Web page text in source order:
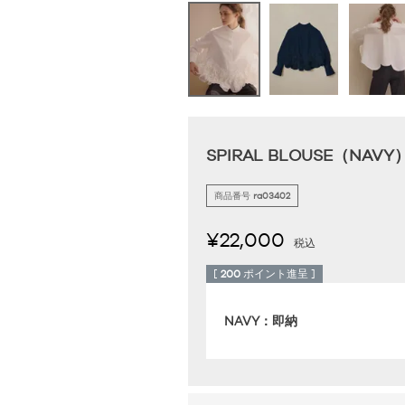
SPIRAL BLOUSE（NAVY
商品番号 ra03402
¥22,000 税込
[ 200 ポイント進呈 ]
NAVY：即納